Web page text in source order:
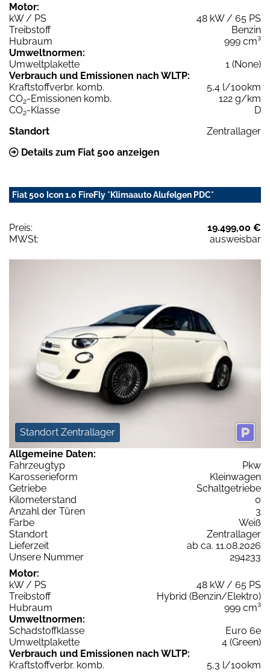
Motor:
kW / PS
48 kW / 65 PS
Treibstoff
Benzin
Hubraum
999 cm³
Umweltnormen:
Umweltplakette
1 (None)
Verbrauch und Emissionen nach WLTP:
Kraftstoffverbr. komb.
5,4 l/100km
CO2-Emissionen komb.
122 g/km
CO2-Klasse
D
Standort
Zentrallager
Details zum Fiat 500 anzeigen
Fiat 500 Icon 1.0 FireFly *Klimaauto Alufelgen PDC*
Preis:
19.499,00 €
MWSt:
ausweisbar
Standort Zentrallager
Allgemeine Daten:
Fahrzeugtyp
Pkw
Karosserieform
Kleinwagen
Getriebe
Schaltgetriebe
Kilometerstand
0
Anzahl der Türen
3
Farbe
Weiß
Standort
Zentrallager
Lieferzeit
ab ca. 11.08.2026
Unsere Nummer
294233
Motor:
kW / PS
48 kW / 65 PS
Treibstoff
Hybrid (Benzin/Elektro)
Hubraum
999 cm³
Umweltnormen:
Schadstoffklasse
Euro 6e
Umweltplakette
4 (Green)
Verbrauch und Emissionen nach WLTP:
Kraftstoffverbr. komb.
5,3 l/100km